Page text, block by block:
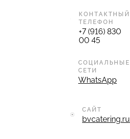
КОНТАКТНЫЙ
ТЕЛЕФОН
+7 (916) 830
00 45
СОЦИАЛЬНЫЕ
СЕТИ
WhatsApp
САЙТ
bvcatering.ru